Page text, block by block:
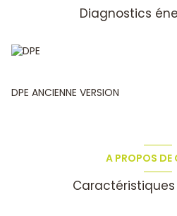
Diagnostics
DPE ANCIENNE VERSION
A PROPOS DE